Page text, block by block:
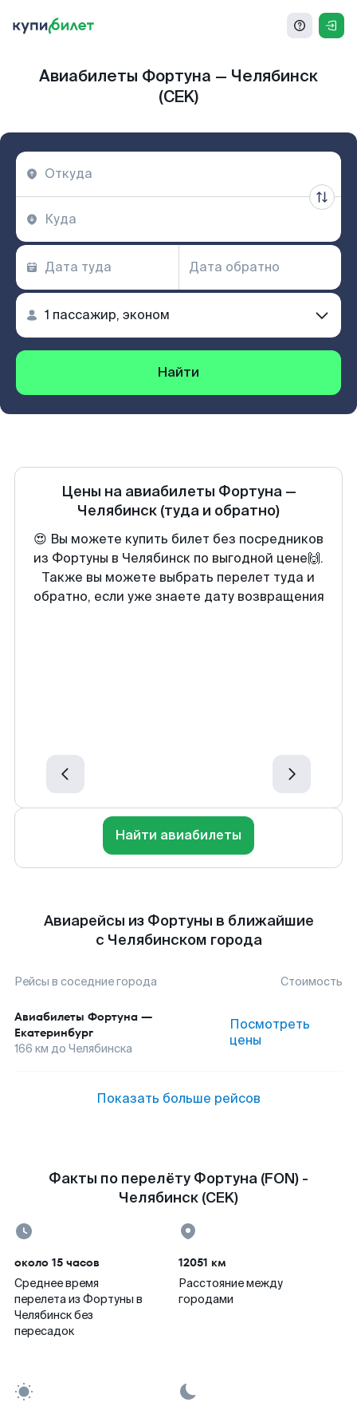
Авиабилеты Фортуна — Челябинск
(CEK)
Найти
Цены на авиабилеты Фортуна—
Челябинск (туда и обратно)
😍 Вы можете купить билет без посредников
из Фортуны в Челябинск по выгодной цене🙌.
Также вы можете выбрать перелет туда и
обратно, если уже знаете дату возвращения
Найти авиабилеты
Авиарейсы из Фортуны в ближайшие
с Челябинском города
Рейсы в соседние города Стоимость
Авиабилеты Фортуна —
Екатеринбург
166 км до Челябинска
Посмотреть
цены
Показать больше рейсов
Факты по перелёту Фортуна (FON) -
Челябинск (CEK)
около 15 часов
Среднее время
перелета из Фортуны в
Челябинск без
пересадок
12051 км
Расстояние между
городами